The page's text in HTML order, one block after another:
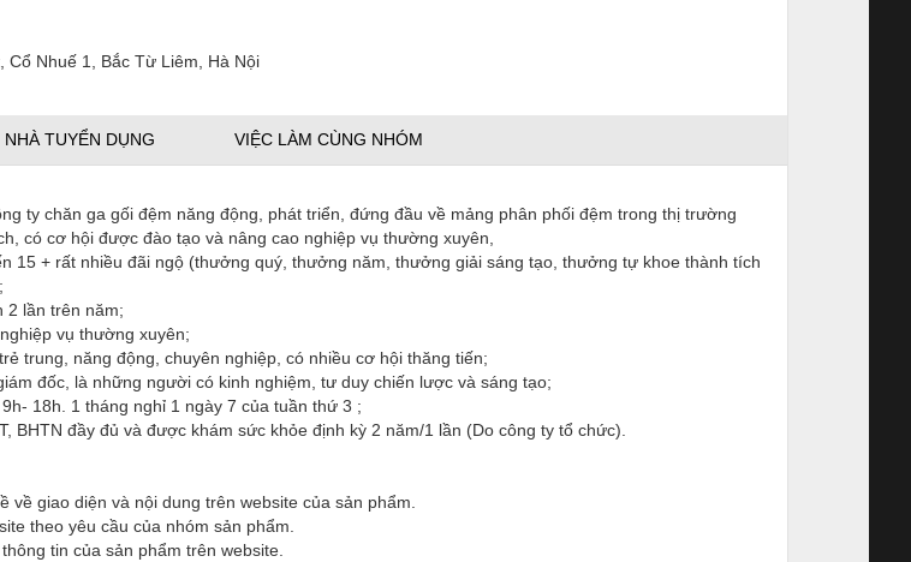
Cổ Nhuế 1, Bắc Từ Liêm, Hà Nội
NHÀ TUYỂN DỤNG VIỆC LÀM CÙNG NHÓM
ty chăn ga gối đệm năng động, phát triển, đứng đầu về mảng phân phối đệm trong thị trường
có cơ hội được đào tạo và nâng cao nghiệp vụ thường xuyên,
15 + rất nhiều đãi ngộ (thưởng quý, thưởng năm, thưởng giải sáng tạo, thưởng tự khoe thành tích
2 lần trên năm;
vụ thường xuyên;
trung, năng động, chuyên nghiệp, có nhiều cơ hội thăng tiến;
đốc, là những người có kinh nghiệm, tư duy chiến lược và sáng tạo;
18h. 1 tháng nghỉ 1 ngày 7 của tuần thứ 3 ;
BHTN đầy đủ và được khám sức khỏe định kỳ 2 năm/1 lần (Do công ty tổ chức).
về giao diện và nội dung trên website của sản phẩm.
theo yêu cầu của nhóm sản phẩm.
tin của sản phẩm trên website.